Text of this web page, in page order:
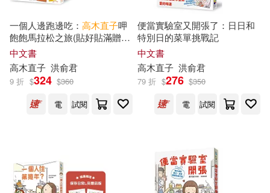
一個人邊跑邊吃： 高木直子呷
飽飽馬拉松之旅(貼好貼滿贈品
版)
中文書
高木直子 洪俞君
9 折 $324 $360
電
試閱
便當實驗室又開張了：日日和
特別日的菜單挑戰記
中文書
高木直子 洪俞君
79 折 $276 $350
電
試閱